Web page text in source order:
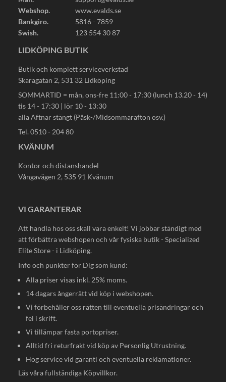
Webshop.
www.evalds.se
Bankgiro.
5816 - 7859
Swish.
123 554 30 87
LIDKÖPING BUTIK
Butik och komplett serviceverkstad
Skaragatan 2, 531 32 Lidköping
SOMMARTID = mån, ons-fre 11:00 - 17:30 (lunch 13.20 - 14)
tis 14 - 17:30 | lör 10 - 13:30
alla Aftnar stängt (Påsk-/Midsommarafton osv.)
Tel. 0510 - 204 80
KVÄNUM
Kontor och distanshandel
Vångavägen 2, 535 91 Kvänum
VI GARANTERAR
Att handla hos oss skall vara enkelt! Vi jobbar ständigt med
att förbättra webshopen och vår fysiska butik - Specialized
Elite Store - i Lidköping.
Info och punkter för Dig som kund:
Alla priser visas inkl. 25% moms.
14 dagars ångerrätt vid köp i webshopen.
Vi förbehåller oss rätten till eventuella prisändringar och
fel i skrift.
Vi tillämpar fasta portopriser.
Alltid fri returfrakt vid köp av Personlig Utrustning.
Hög service vid garanti och eventuella reklamationer.
Läs våra fullständiga Köpvillkor.